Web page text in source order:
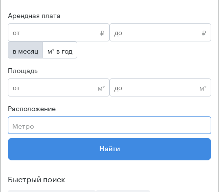
Арендная плата
₽
₽
в месяц
м² в год
Площадь
м²
м²
Расположение
Метро
Найти
Быстрый поиск